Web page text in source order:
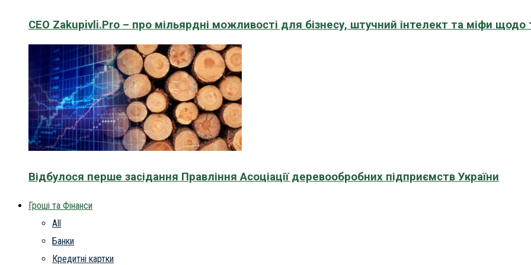
CEO Zakupivli.Pro – про мільярдні можливості для бізнесу, штучний інтелект та міфи щодо
Відбулося перше засідання Правління Асоціації деревообробних підприємств України
Гроші та Фінанси
All
Банки
Кредитні картки